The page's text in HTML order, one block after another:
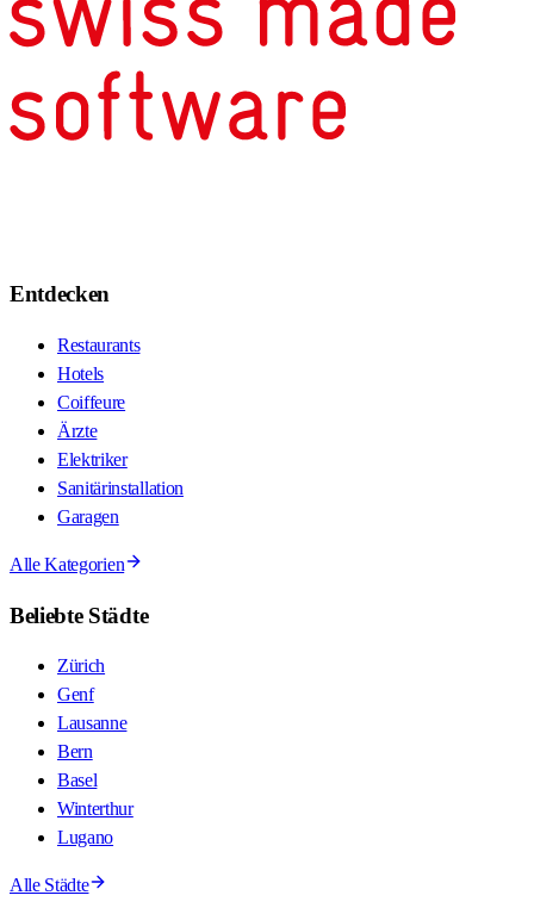
Entdecken
Restaurants
Hotels
Coiffeure
Ärzte
Elektriker
Sanitärinstallation
Garagen
Alle Kategorien
Beliebte Städte
Zürich
Genf
Lausanne
Bern
Basel
Winterthur
Lugano
Alle Städte